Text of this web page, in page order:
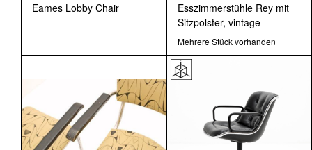
Eames Lobby Chair
Esszimmerstühle Rey mit
Sitzpolster, vintage
Mehrere Stück vorhanden